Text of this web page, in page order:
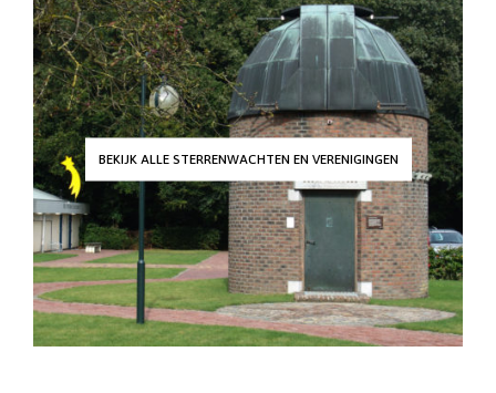
BEKIJK ALLE STERRENWACHTEN EN VERENIGINGEN